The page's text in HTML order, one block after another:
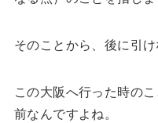
そのことから、後に引
この大阪へ行った時の
前なんですよね。